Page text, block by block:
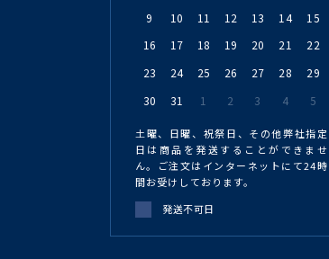
9
10 11 12 13 14
15
16
17 18 19 20 21
22
23
24 25 26 27 28
29
30
31 1 2 3 4 5
土曜、日曜、祝祭日、その他弊社指定
日は商品を発送することができませ
ん。ご注文はインターネットにて24時
間お受けしております。
発送不可日